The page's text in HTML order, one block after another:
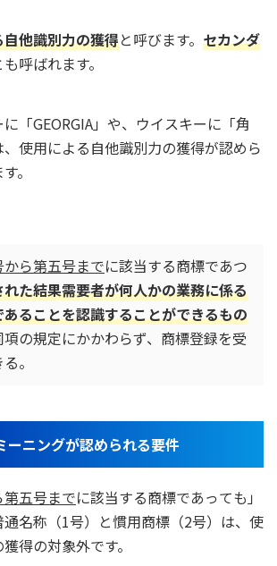
他識別力の獲得と呼びます。 セカンダ
も呼ばれます。
「GEORGIA」や、ウイスキーに「角
使用による自他識別力の獲得が認めら
。
ら第五号までに該当する商標であつ
た結果需要者が何人かの業務に係る
ることを認識することができるもの
の規定にかかわらず、商標登録を受
。
ーニングが認められる要件
五号までに該当する商標であっても」
通名称（1号）と慣用商標（2号）は、使
得の対象外です。